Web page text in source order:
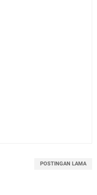
POSTINGAN LAMA